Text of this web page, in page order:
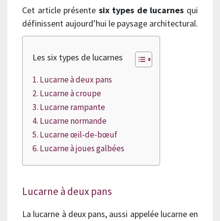
Cet article présente six types de lucarnes qui
définissent aujourd’hui le paysage architectural.
Les six types de lucarnes
Lucarne à deux pans
Lucarne à croupe
Lucarne rampante
Lucarne normande
Lucarne œil-de-bœuf
Lucarne à joues galbées
Lucarne à deux pans
La lucarne à deux pans, aussi appelée lucarne en